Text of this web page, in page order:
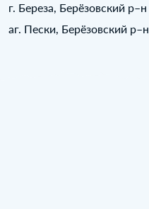
г. Береза, Берёзовский р–н
аг. Пески, Берёзовский р–н